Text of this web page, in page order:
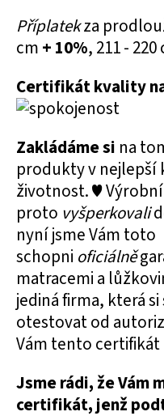
Příplatekza
cm + 10%, 211 - 220
Certifikát kvality
Zakládáme si na
produkty v nejlepší
životnost. ♥
proto vyšperkovali
nyní jsme Vám toto
schopni oficiálně
matracemi a
jediná firma, která
otestovat od
Vám tento
Jsme rádi, že Vám
certifikát, jenž